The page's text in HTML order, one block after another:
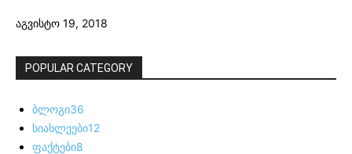
აგვისტო 19, 2018
POPULAR CATEGORY
ბლოგი36
სიახლეები12
ფაქტები8